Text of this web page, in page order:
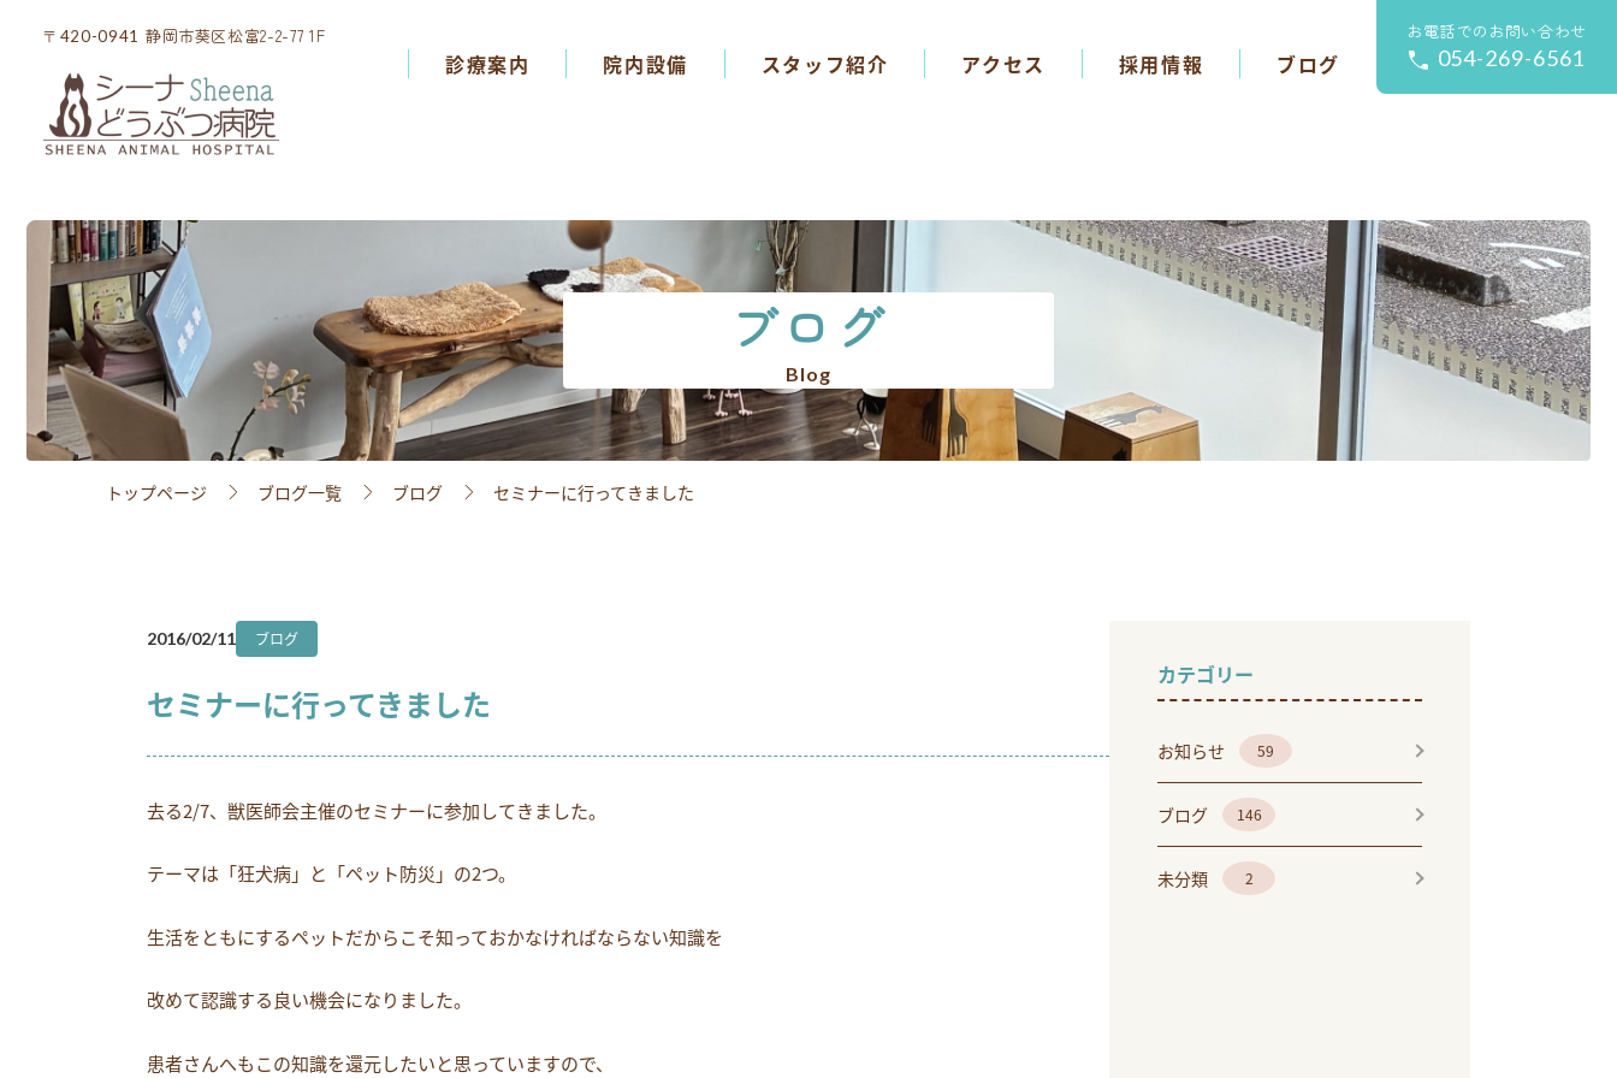
〒420-0941 静岡市葵区松富2-2-77 1F
院内設備
スタッフ紹介
アクセス
採用情報
〒420-0941 静岡市葵区松富2-2-77 1F
診療案内 院内設備 スタッフ紹介 アクセス 採用情報 ブログ
お電話でのお問い合わせ
054-269-6561
ブログ
Blog
トップページ ブログ一覧 ブログ セミナーに行ってきました
2016/02/11 ブログ
セミナーに行ってきました
去る2/7、獣医師会主催のセミナーに参加してきました。
テーマは「狂犬病」と「ペット防災」の2つ。
生活をともにするペットだからこそ知っておかなければならない知識を
改めて認識する良い機会になりました。
患者さんへもこの知識を還元したいと思っていますので、
カテゴリー
お知らせ 59
ブログ 146
未分類 2